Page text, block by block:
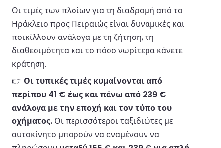
Οι τιμές των πλοίων για τη διαδρομή από το
Ηράκλειο προς Πειραιώς είναι δυναμικές και
ποικίλλουν ανάλογα με τη ζήτηση, τη
διαθεσιμότητα και το πόσο νωρίτερα κάνετε
κράτηση.
👉 Οι τυπικές τιμές κυμαίνονται από
περίπου 41 € έως και πάνω από 239 €
ανάλογα με την εποχή και τον τύπο του
οχήματος. Οι περισσότεροι ταξιδιώτες με
αυτοκίνητο μπορούν να αναμένουν να